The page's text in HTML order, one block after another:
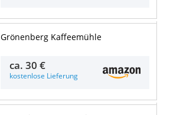
Grönenberg Kaffeemühle
ca.30 €
kostenlose Lieferung